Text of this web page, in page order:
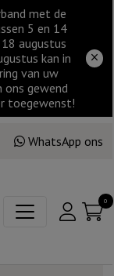
met de
5 en 14
augustus
kan in
van uw
gewend
toegewenst!
WhatsApp ons
0